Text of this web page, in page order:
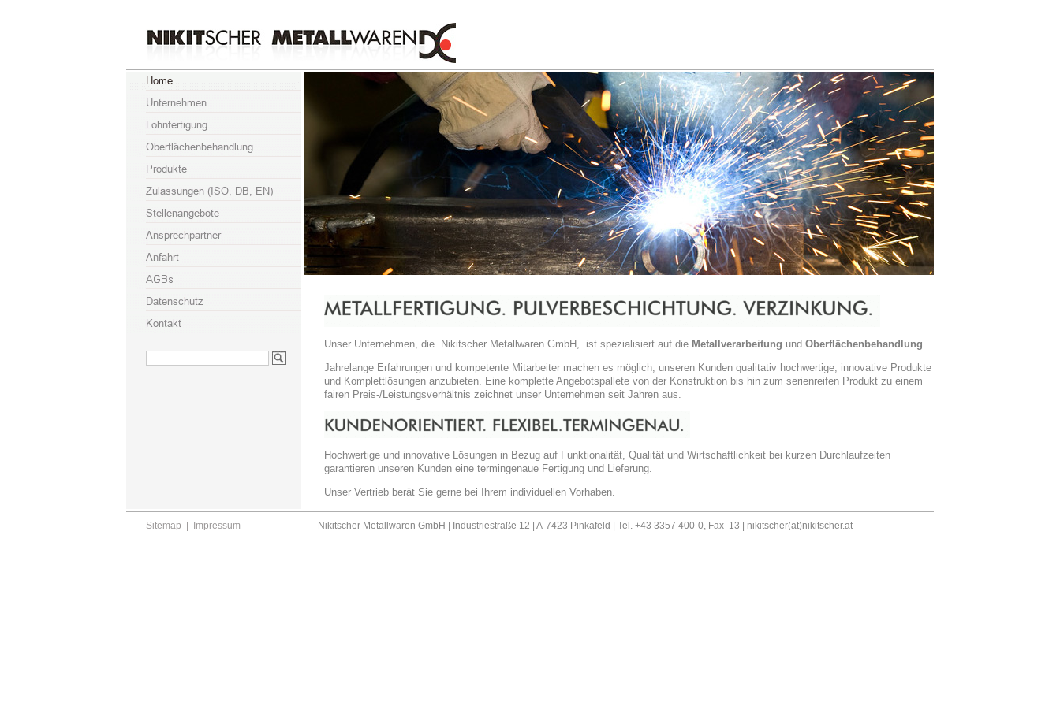
Unser Unternehmen, die Nikitscher Metallwaren GmbH, ist spezialisiert auf die Metallverarbeitung und Oberflächenbehandlung
Jahrelange Erfahrungen und kompetente Mitarbeiter machen es möglich, unseren Kunden qualitativ hochwertige, innovative Produkte
und Komplettlösungen anzubieten. Eine komplette Angebotspallete von der Konstruktion bis hin zum serienreifen Produkt zu einem
fairen Preis-/Leistungsverhältnis zeichnet unser Unternehmen seit Jahren aus.
Hochwertige und innovative Lösungen in Bezug auf Funktionalität, Qualität und Wirtschaftlichkeit bei kurzen Durchlaufzeiten
garantieren unseren Kunden eine termingenaue Fertigung und Lieferung.
Unser Vertrieb berät Sie gerne bei Ihrem individuellen Vorhaben.
Sitemap Impressum Nikitscher Metallwaren GmbH | Industriestraße 12 | A-7423 Pinkafeld | Tel. +43 3357 400-0, Fax 13 | nikitscher(at)nikitscher.at